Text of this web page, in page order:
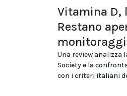
Vitamina D,
Restano
Una review analizza
Society e la
con i criteri italiani